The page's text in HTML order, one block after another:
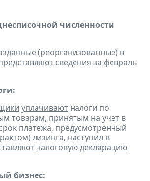
численности
(реорганизованные) в
сведения за февраль
уплачивают налоги по
товарам, принятым на учет в
платежа, предусмотренный
лизинга, наступил в
налоговую декларацию
бизнес: